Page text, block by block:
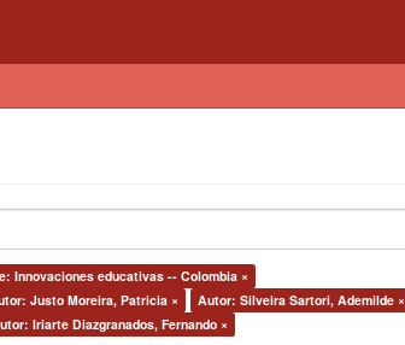
Innovaciones educativas -- Colombia ×
Justo Moreira, Patricia ×
Autor: Silveira Sartori, Ademilde ×
Iriarte Diazgranados, Fernando ×